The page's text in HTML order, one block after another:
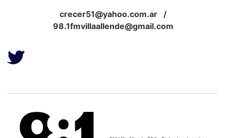
crecer51@yahoo.com.ar /
98.1fmvillaallende@gmail.com